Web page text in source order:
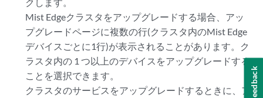
Mist Edgeクラスタをアップグレードする場合、アッ
プグレードページに複数の行(クラスタ内のMist Edge
デバイスごとに1行)が表示されることがあります。ク
ラスタ内の 1 つ以上のデバイスをアップグレードする
ことを選択できます。
クラスタのサービスをアップグレードするときに、ア Feedback